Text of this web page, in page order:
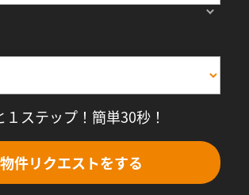
１ステップ！簡単30秒！
物件リクエストをする